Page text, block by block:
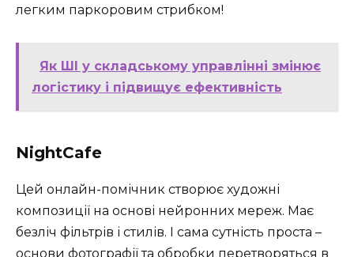
легким паркоровим стрибком!
Як ШІ у складському управлінні змінює
логістику і підвищує ефективність
NightCafe
Цей онлайн-помічник створює художні
композиції на основі нейронних мереж. Має
безліч фільтрів і стилів. І сама сутність проста –
основи фотографії та обробки перетворяться в